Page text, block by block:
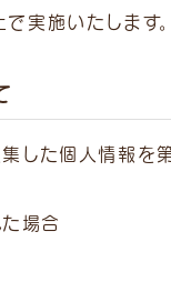
費」
実施いたします。
した個人情報を
場合